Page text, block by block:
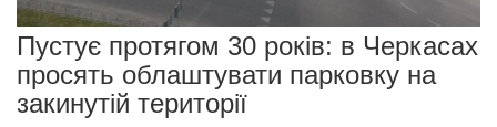
Пустує протягом 30 років: в Черкасах
просять облаштувати парковку на
закинутій території